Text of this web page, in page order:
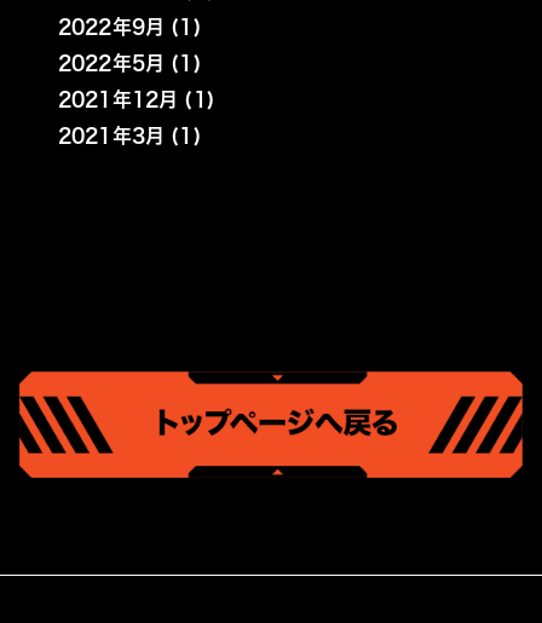
2022年9月 (1)
2022年5月 (1)
2021年12月 (1)
2021年3月 (1)